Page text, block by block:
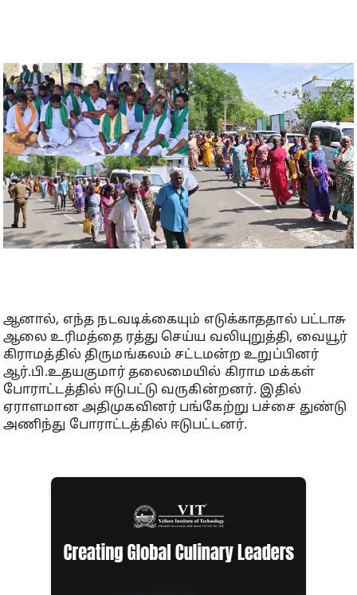
ஆனால், எந்த நடவடிக்கையும் எடுக்காததால் பட்டாசு
ஆலை உரிமத்தை ரத்து செய்ய வலியுறுத்தி, வையூர்
கிராமத்தில் திருமங்கலம் சட்டமன்ற உறுப்பினர்
ஆர்.பி.உதயகுமார் தலைமையில் கிராம மக்கள்
போராட்டத்தில் ஈடுபட்டு வருகின்றனர். இதில்
ஏராளமான அதிமுகவினர் பங்கேற்று பச்சை துண்டு
அணிந்து போராட்டத்தில் ஈடுபட்டனர்.